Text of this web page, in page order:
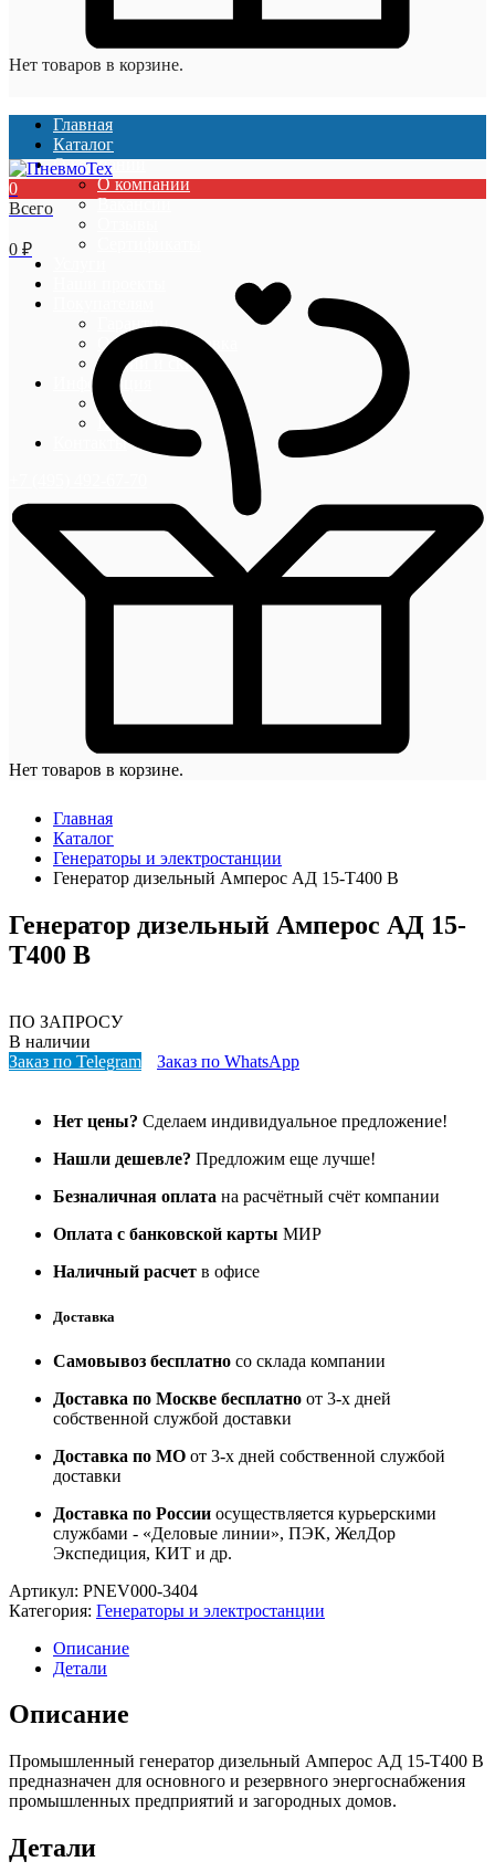
Нет товаров в корзине.
Главная
Каталог
О компании
О компании
Вакансии
Гарантии
Оплата и доставка
Акции и скидки
Информация
Блог
Новости
Контакты
0
Всего
0 ₽
Нет товаров в корзине.
Главная
Каталог
Генераторы и электростанции
Генератор дизельный Амперос АД 15-Т400 B
Генератор дизельный Амперос АД 15-
Т400 B
ПО ЗАПРОСУ
В наличии
Заказ по Telegram
Заказ по WhatsApp
Нет цены? Сделаем индивидуальное предложение!
Нашли дешевле? Предложим еще лучше!
Безналичная оплата на расчётный счёт компании
Оплата с банковской карты МИР
Наличный расчет в офисе
Доставка
Самовывоз бесплатно со склада компании
Доставка по Москве бесплатно от 3-х дней
собственной службой доставки
Доставка по МО от 3-х дней собственной службой
доставки
Доставка по России осуществляется курьерскими
службами - «Деловые линии», ПЭК, ЖелДор
Экспедиция, КИТ и др.
Артикул: PNEV000-3404
Категория: Генераторы и электростанции
Описание
Детали
Описание
Промышленный генератор дизельный Амперос АД 15-Т400 B
предназначен для основного и резервного энергоснабжения
промышленных предприятий и загородных домов.
Детали